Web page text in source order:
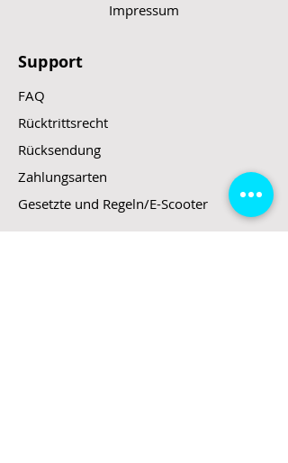
Impressum
Support
FAQ
Rücktrittsrecht
Rücksendung
Zahlungsarten
Gesetzte und Regeln/E-Scooter